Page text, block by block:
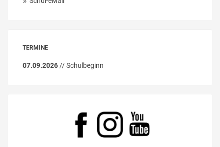
TERMINE
07.09.2026 // Schulbeginn